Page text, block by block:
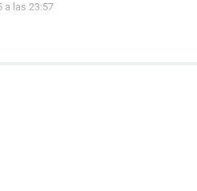
a las 23:57